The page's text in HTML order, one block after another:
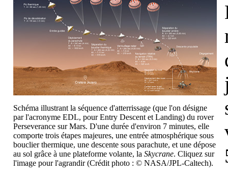
Schéma illustrant la séquence d'atterrissage (que l'on désigne
par l'acronyme EDL, pour Entry Descent et Landing) du rover
Perseverance sur Mars. D'une durée d'environ 7 minutes, elle
comporte trois étapes majeures, une entrée atmosphérique sous
bouclier thermique, une descente sous parachute, et une dépose
au sol grâce à une plateforme volante, la Skycrane. Cliquez sur
l'image pour l'agrandir (Crédit photo : © NASA/JPL-Caltech).